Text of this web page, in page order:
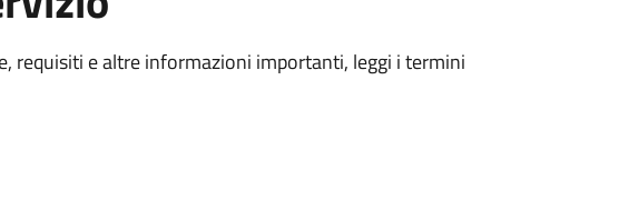
requisiti e altre informazioni importanti, leggi i termini